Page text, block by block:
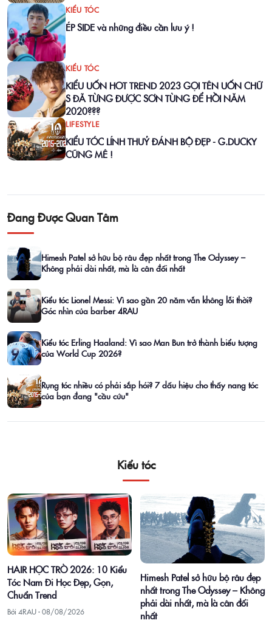
KIỂU TÓC
ÉP SIDE và những điều cần lưu ý !
KIỂU TÓC
KIỂU UỐN HOT TREND 2023 GỌI TÊN UỐN CHỮ
S ĐÃ TỪNG ĐƯỢC SƠN TÙNG ĐỂ HỒI NĂM
2020???
LIFESTYLE
KIỂU TÓC LÍNH THUỶ ĐÁNH BỘ ĐẸP - G.DUCKY
CŨNG MÊ !
Đang Được Quan Tâm
Himesh Patel sở hữu bộ râu đẹp nhất trong The Odyssey –
Không phải dài nhất, mà là cân đối nhất
Kiểu tóc Lionel Messi: Vì sao gần 20 năm vẫn không lỗi thời?
Góc nhìn của barber 4RAU
Kiểu tóc Erling Haaland: Vì sao Man Bun trở thành biểu tượng
của World Cup 2026?
Rụng tóc nhiều có phải sắp hói? 7 dấu hiệu cho thấy nang tóc
của bạn đang "cầu cứu"
Kiểu tóc
HAIR HỌC TRÒ 2026: 10 Kiểu
Tóc Nam Đi Học Đẹp, Gọn,
Chuẩn Trend
Bởi 4RAU ·08/08/2026
Himesh Patel sở hữu bộ râu đẹp
nhất trong The Odyssey – Không
phải dài nhất, mà là cân đối
nhất